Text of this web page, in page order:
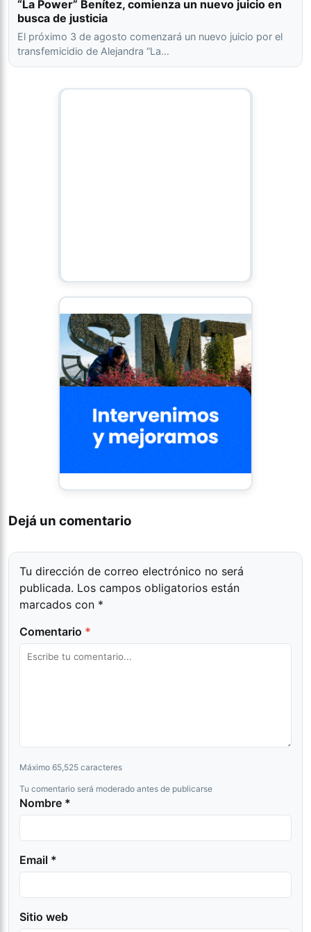
“La Power” Benítez, comienza un nuevo juicio en
busca de justicia
El próximo 3 de agosto comenzará un nuevo juicio por el
transfemicidio de Alejandra “La…
Dejá un comentario
Tu dirección de correo electrónico no será
publicada. Los campos obligatorios están
marcados con *
Comentario *
Máximo 65,525 caracteres
Tu comentario será moderado antes de publicarse
Nombre *
Email *
Sitio web